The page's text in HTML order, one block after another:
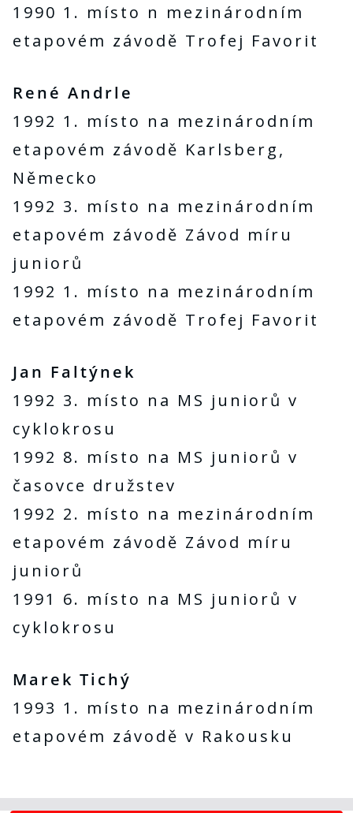
1990 1. místo n mezinárodním
etapovém závodě Trofej Favorit
René Andrle
1992 1. místo na mezinárodním
etapovém závodě Karlsberg,
Německo
1992 3. místo na mezinárodním
etapovém závodě Závod míru
juniorů
1992 1. místo na mezinárodním
etapovém závodě Trofej Favorit
Jan Faltýnek
1992 3. místo na MS juniorů v
cyklokrosu
1992 8. místo na MS juniorů v
časovce družstev
1992 2. místo na mezinárodním
etapovém závodě Závod míru
juniorů
1991 6. místo na MS juniorů v
cyklokrosu
Marek Tichý
1993 1. místo na mezinárodním
etapovém závodě v Rakousku